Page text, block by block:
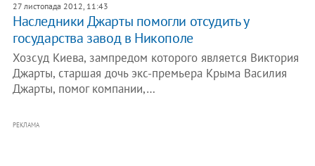
27 листопада 2012, 11:43
Наследники Джарты помогли отсудить у
государства завод в Никополе
Хозсуд Киева, зампредом которого является Виктория
Джарты, старшая дочь экс-премьера Крыма Василия
Джарты, помог компании,…
РЕКЛАМА